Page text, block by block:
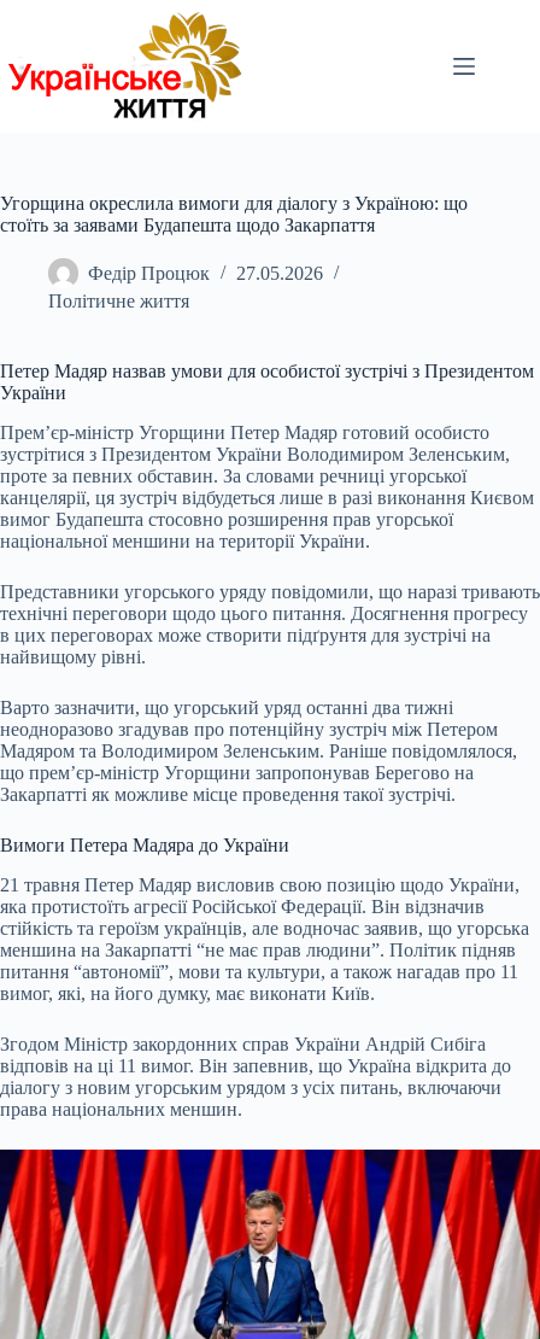
Угорщина окреслила вимоги для діалогу з Україною: що
стоїть за заявами Будапешта щодо Закарпаття
Федір Процюк
27.05.2026
Політичне життя
Петер Мадяр назвав умови для особистої зустрічі з Президентом
України
Прем’єр-міністр Угорщини Петер Мадяр готовий особисто
зустрітися з Президентом України Володимиром Зеленським,
проте за певних обставин. За словами речниці угорської
канцелярії, ця зустріч відбудеться лише в разі виконання Києвом
вимог Будапешта стосовно розширення прав угорської
національної меншини на території України.
Представники угорського уряду повідомили, що наразі тривають
технічні переговори щодо цього питання. Досягнення прогресу
в цих переговорах може створити підґрунтя для зустрічі на
найвищому рівні.
Варто зазначити, що угорський уряд останні два тижні
неодноразово згадував про потенційну зустріч між Петером
Мадяром та Володимиром Зеленським. Раніше повідомлялося,
що прем’єр-міністр Угорщини запропонував Берегово на
Закарпатті як можливе місце проведення такої зустрічі.
Вимоги Петера Мадяра до України
21 травня Петер Мадяр висловив свою позицію щодо України,
яка протистоїть агресії Російської Федерації. Він відзначив
стійкість та героїзм українців, але водночас заявив, що угорська
меншина на Закарпатті “не має прав людини”. Політик підняв
питання “автономії”, мови та культури, а також нагадав про 11
вимог, які, на його думку, має виконати Київ.
Згодом Міністр закордонних справ України Андрій Сибіга
відповів на ці 11 вимог. Він запевнив, що Україна відкрита до
діалогу з новим угорським урядом з усіх питань, включаючи
права національних меншин.